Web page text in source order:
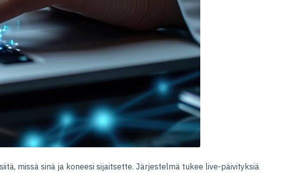
missä sinä ja koneesi sijaitsette. Järjestelmä tukee live-päivityksiä